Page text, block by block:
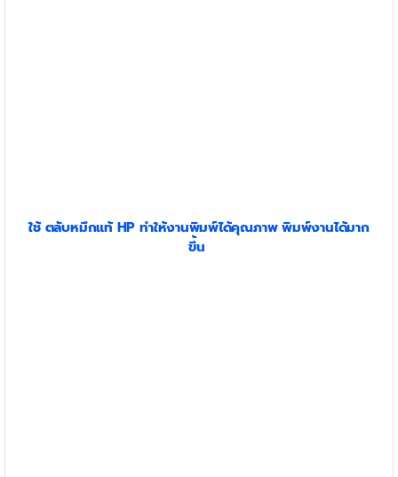
ใช้ ตลับหมึกแท้ HP ทำให้งานพิมพ์ได้คุณภาพ พิมพ์งานได้มาก
ขึ้น